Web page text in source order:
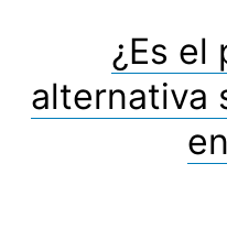
¿Es el
alternativa